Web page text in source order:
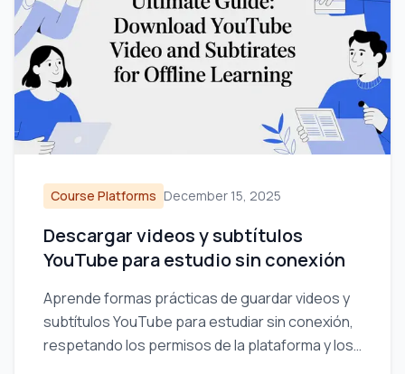
Course Platforms December 15, 2025
Descargar videos y subtítulos
YouTube para estudio sin conexión
Aprende formas prácticas de guardar videos y
subtítulos YouTube para estudiar sin conexión,
respetando los permisos de la plataforma y los